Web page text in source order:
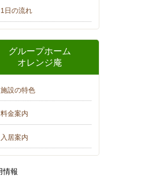
1日の流れ
グループホーム
オレンジ庵
施設の特色
料金案内
入居案内